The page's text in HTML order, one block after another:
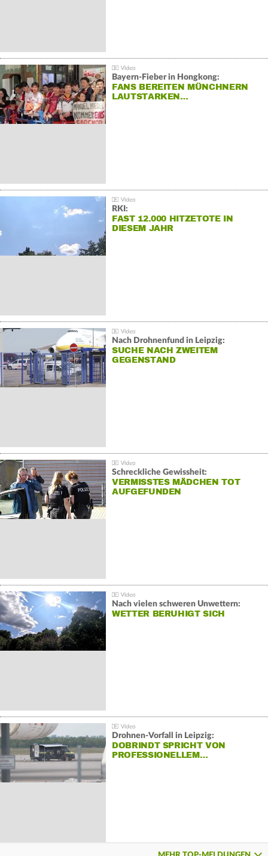
Bayern-Fieber in Hongkong:
FANS BEREITEN MÜNCHNERN
LAUTSTARKEN…
RKI:
FAST 12.000 HITZETOTE IN
DIESEM JAHR
Nach Drohnenfund in Leipzig:
SUCHE NACH ZWEITEM
GEGENSTAND
Schreckliche Gewissheit:
VERMISSTES MÄDCHEN TOT
AUFGEFUNDEN
Nach vielen schweren Unwettern:
WETTER BERUHIGT SICH
Drohnen-Vorfall in Leipzig:
DOBRINDT SPRICHT VON
PROFESSIONELLEM…